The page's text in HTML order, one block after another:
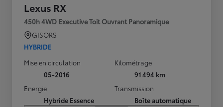
Lexus RX
450h 4WD Executive Toit Ouvrant Panoramique
GISORS
HYBRIDE
Mise en circulation
05-2016
Kilométrage
91 494 km
Energie
Hybride Essence
Transmission
Boîte automatique